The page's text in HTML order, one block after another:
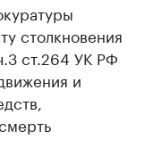
столкновения
ст.264 УК РФ
и